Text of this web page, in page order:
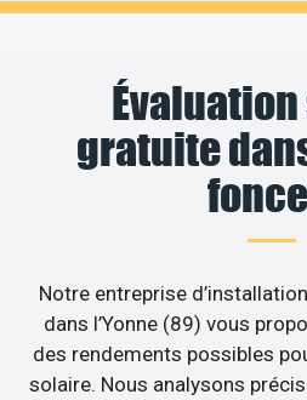
gratuite
Notre entreprise
dans l’Yonne (89) vous
des rendements possibles
solaire. Nous analysons